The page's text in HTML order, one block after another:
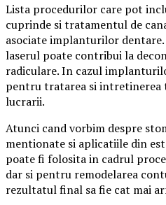
Lista procedurilor care pot
cuprinde si tratamentul de
asociate implanturilor
laserul poate contribui la
radiculare. In cazul
pentru tratarea si
lucrarii.
Atunci cand vorbim despre
mentionate si aplicatiile din
poate fi folosita in cadrul
dar si pentru remodelarea
rezultatul final sa fie cat mai